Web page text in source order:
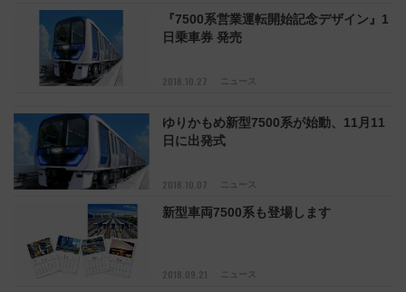
2018.10.27 ニュース
『7500系営業運転開始記念デザイン』1
日乗車券 発売
2018.10.07 ニュース
ゆりかもめ新型7500系が始動、11月11
日に出発式
2018.09.21 ニュース
新型車両7500系も登場します